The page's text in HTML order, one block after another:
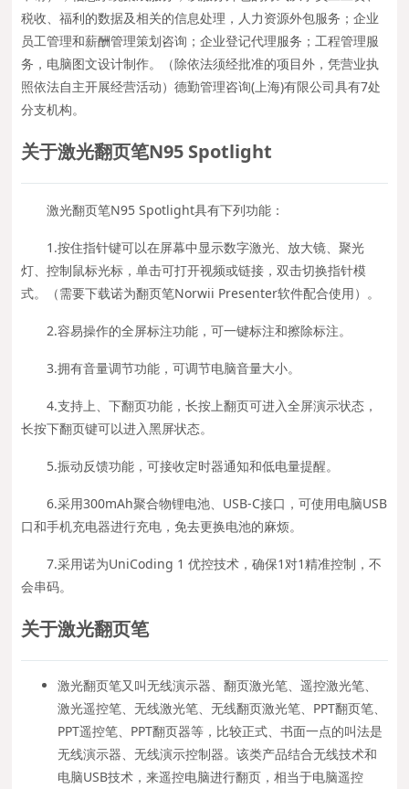
税收、福利的数据及相关的信息处理，人力资源外包服务；企业
员工管理和薪酬管理策划咨询；企业登记代理服务；工程管理服
务，电脑图文设计制作。（除依法须经批准的项目外，凭营业执
照依法自主开展经营活动）德勤管理咨询(上海)有限公司具有7处
分支机构。
关于激光翻页笔N95 Spotlight
激光翻页笔N95 Spotlight具有下列功能：
1.按住指针键可以在屏幕中显示数字激光、放大镜、聚光
灯、控制鼠标光标，单击可打开视频或链接，双击切换指针模
式。（需要下载诺为翻页笔Norwii Presenter软件配合使用）。
2.容易操作的全屏标注功能，可一键标注和擦除标注。
3.拥有音量调节功能，可调节电脑音量大小。
4.支持上、下翻页功能，长按上翻页可进入全屏演示状态，
长按下翻页键可以进入黑屏状态。
5.振动反馈功能，可接收定时器通知和低电量提醒。
6.采用300mAh聚合物锂电池、USB-C接口，可使用电脑USB
口和手机充电器进行充电，免去更换电池的麻烦。
7.采用诺为UniCoding 1 优控技术，确保1对1精准控制，不
会串码。
关于激光翻页笔
激光翻页笔又叫无线演示器、翻页激光笔、遥控激光笔、
激光遥控笔、无线激光笔、无线翻页激光笔、PPT翻页笔、
PPT遥控笔、PPT翻页器等，比较正式、书面一点的叫法是
无线演示器、无线演示控制器。该类产品结合无线技术和
电脑USB技术，来遥控电脑进行翻页，相当于电脑遥控